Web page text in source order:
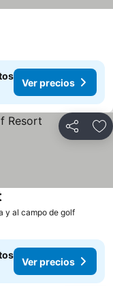
Ver precios
Compartir
y al campo de golf
Ver precios